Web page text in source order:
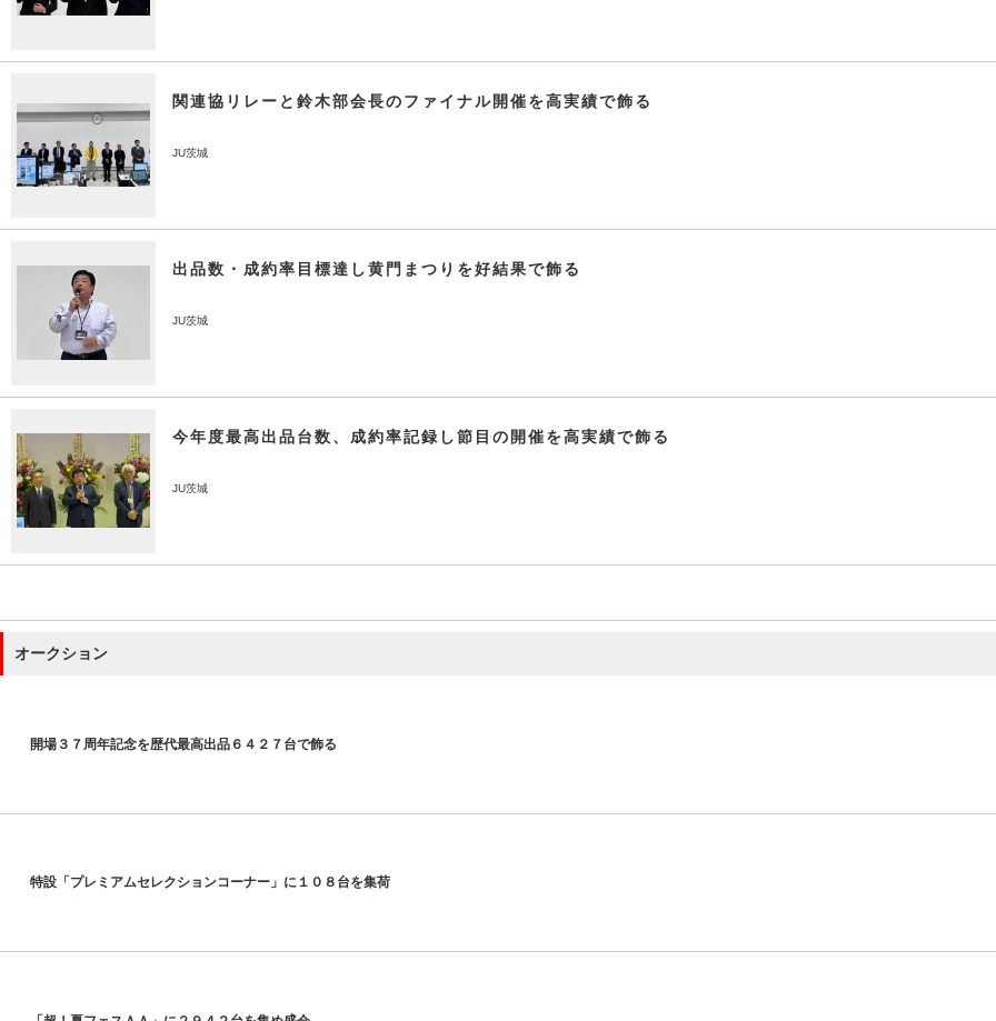
関連協リレーと鈴木部会長のファイナル開催を高実績で飾る
JU茨城
出品数・成約率目標達し黄門まつりを好結果で飾る
JU茨城
今年度最高出品台数、成約率記録し節目の開催を高実績で飾る
JU茨城
オークション
開場３７周年記念を歴代最高出品６４２７台で飾る
特設「プレミアムセレクションコーナー」に１０８台を集荷